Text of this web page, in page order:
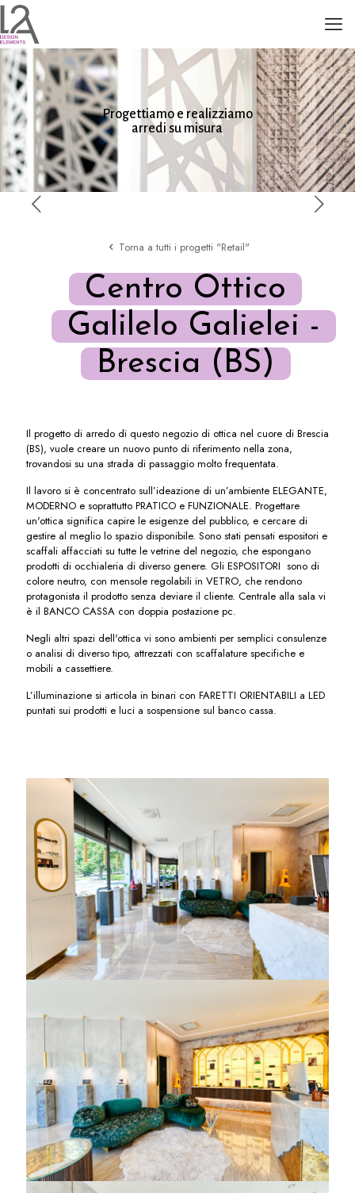
Progettiamo e realizziamo
arredi su misura
Torna a tutti i progetti "Retail"
Centro Ottico
Galilelo Galielei -
Brescia (BS)
Il progetto di arredo di questo negozio di ottica nel cuore di Brescia
(BS), vuole creare un nuovo punto di riferimento nella zona,
trovandosi su una strada di passaggio molto frequentata.
Il lavoro si è concentrato sull’ideazione di un’ambiente ELEGANTE,
MODERNO e soprattutto PRATICO e FUNZIONALE. Progettare
un'ottica significa capire le esigenze del pubblico, e cercare di
gestire al meglio lo spazio disponibile. Sono stati pensati espositori e
scaffali affacciati su tutte le vetrine del negozio, che espongano
prodotti di occhialeria di diverso genere. Gli ESPOSITORI sono di
colore neutro, con mensole regolabili in VETRO, che rendono
protagonista il prodotto senza deviare il cliente. Centrale alla sala vi
è il BANCO CASSA con doppia postazione pc.
Negli altri spazi dell'ottica vi sono ambienti per semplici consulenze
o analisi di diverso tipo, attrezzati con scaffalature specifiche e
mobili a cassettiere.
L’illuminazione si articola in binari con FARETTI ORIENTABILI a LED
puntati sui prodotti e luci a sospensione sul banco cassa.